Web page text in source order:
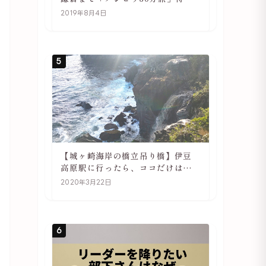
や駅の様子
2019年8月4日
5
【城ヶ崎海岸の橋立吊り橋】伊豆
高原駅に行ったら、ココだけは必
ず訪れてほしい
2020年3月22日
6